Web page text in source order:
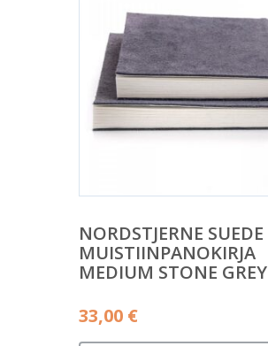
NORDSTJERNE SUEDE
MUISTIINPANOKIRJA
MEDIUM STONE GREY
33,00 €